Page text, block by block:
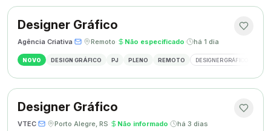
Designer Gráfico
Agência Criativa· · Remoto· Não especificado· há 1 dia
NOVO DESIGN GRÁFICO PJ PLENO REMOTO DESIGNER GRÁFICO
Designer Gráfico
VTEC· · Porto Alegre, RS· Não informado· há 3 dias